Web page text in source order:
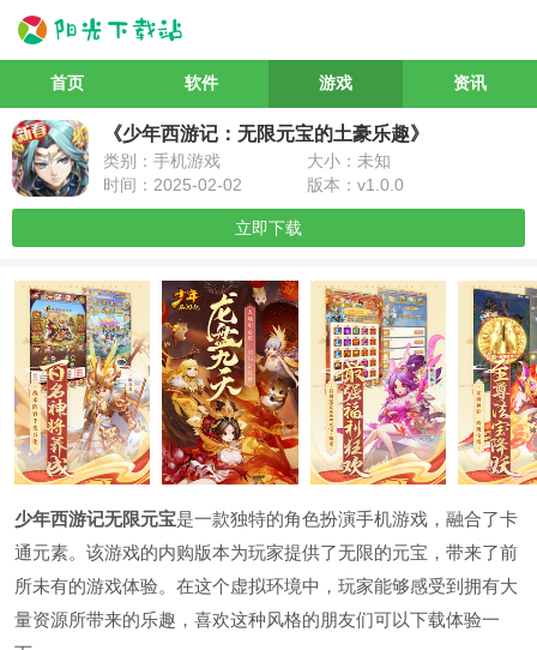
首页 软件 游戏 资讯
《少年西游记：无限元宝的土豪乐趣》
类别：手机游戏
大小：未知
时间：2025-02-02
版本：v1.0.0
立即下载
少年西游记无限元宝是一款独特的角色扮演手机游戏，融合了卡
通元素。该游戏的内购版本为玩家提供了无限的元宝，带来了前
所未有的游戏体验。在这个虚拟环境中，玩家能够感受到拥有大
量资源所带来的乐趣，喜欢这种风格的朋友们可以下载体验一